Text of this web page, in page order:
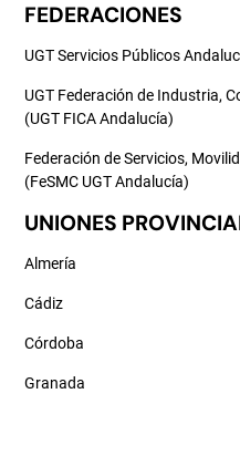
FEDERACIONES
UGT Servicios Públicos
UGT Federación de Industria,
(UGT FICA Andalucía)
Federación de Servicios,
(FeSMC UGT Andalucía)
UNIONES
Almería
Cádiz
Córdoba
Granada